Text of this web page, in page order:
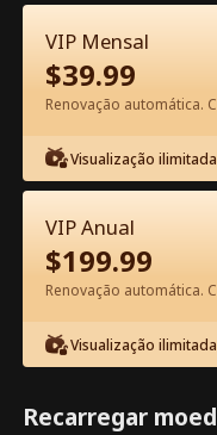
Episódio 15 -
Apercebeu-se
completo
1-50 51-99
15 16
VIP Mensal
$39.99
Renovação automática.
Visualização ilimitada
VIP Anual
$199.99
Renovação automática.
Visualização ilimitada
Recarregar